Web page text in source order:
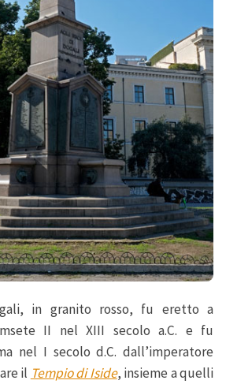
in granito rosso, fu eretto a
II nel XIII secolo a.C. e fu
nel I secolo d.C. dall’imperatore
il Tempio di Iside, insieme a quelli